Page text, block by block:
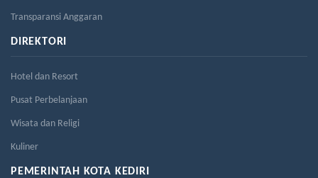
Transparansi Anggaran
DIREKTORI
Hotel dan Resort
Pusat Perbelanjaan
Wisata dan Religi
Kuliner
PEMERINTAH KOTA KEDIRI